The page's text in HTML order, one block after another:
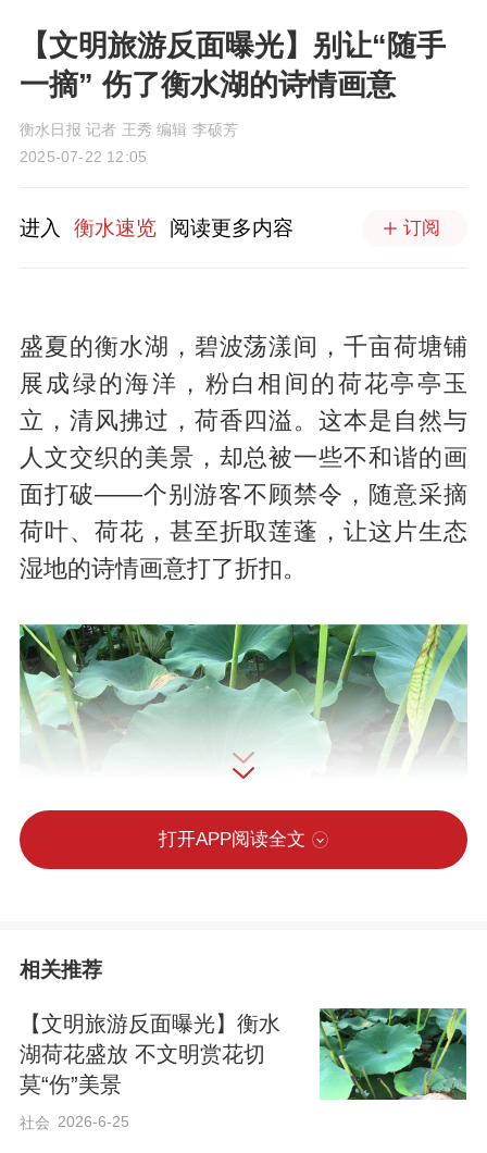
【文明旅游反面曝光】别让“随手
一摘” 伤了衡水湖的诗情画意
衡水日报 记者 王秀 编辑 李硕芳
2025-07-22 12:05
进入 衡水速览 阅读更多内容 订阅
盛夏的衡水湖，碧波荡漾间，千亩荷塘铺
展成绿的海洋，粉白相间的荷花亭亭玉
立，清风拂过，荷香四溢。这本是自然与
人文交织的美景，却总被一些不和谐的画
面打破——个别游客不顾禁令，随意采摘
荷叶、荷花，甚至折取莲蓬，让这片生态
湿地的诗情画意打了折扣。
21日，记者在衡水湖景区内看到，衡水湖
的荷花园内，靠近岸边处，到处都是折断
的荷花枝干，有游客拿着摘下来的荷花与
荷叶正在拍照。园内随处可见“禁止采摘”的
打开APP阅读全文
相关推荐
【文明旅游反面曝光】衡水
湖荷花盛放 不文明赏花切
莫“伤”美景
社会 2026-6-25